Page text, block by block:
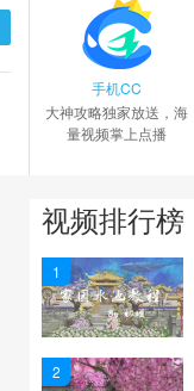
手机CC
大神攻略独家放送，海
量视频掌上点播
视频排行榜
1
2